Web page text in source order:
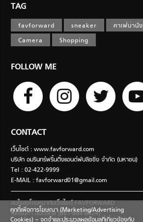
TAG
favforward sneaker คาเฟ่น่านั่ง
Camera
Shopping
FOLLOW ME
CONTACT
เว็บไซต์ : www.favforward.com
บริษัท อมรินทร์พริ้นติ้งแอนด์พับลิชชิ่ง จำกัด (มหาชน)
Tel : 02-422-9999
E-MAIL :favforward01@gmail.com
สนใจลงโฆษณากับเว็บไซต์ FAVFORWARD
เนตรนภา อมตสกุล [081-684-8324]
คุกกี้เพื่อการโฆษณา (Marketing/Advertising
Cookies) – จดจำและประมวลผลข้อมูลที่เกี่ยวข้องกับ